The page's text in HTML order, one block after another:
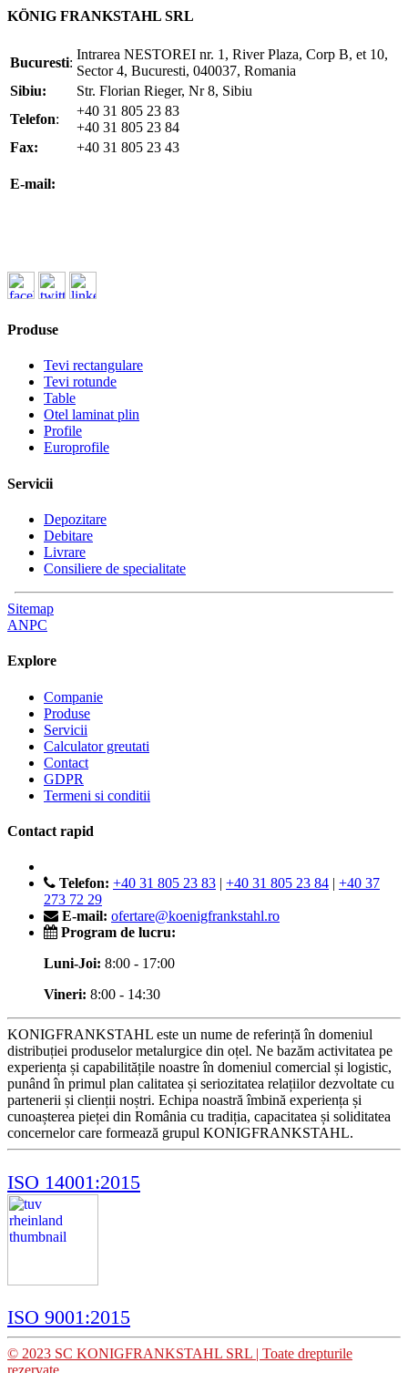
KÖNIG FRANKSTAHL SRL
Bucuresti:
Intrarea NESTOREI nr. 1, River Plaza, Corp B, et 10,
Sector 4, Bucuresti, 040037, Romania
Sibiu:
Str. Florian Rieger, Nr 8, Sibiu
Telefon:
+40 31 805 23 83
+40 31 805 23 84
Fax:
+40 31 805 23 43
E-mail:
Produse
Tevi rectangulare
Tevi rotunde
Table
Otel laminat plin
Profile
Europrofile
Servicii
Depozitare
Debitare
Livrare
Consiliere de specialitate
Sitemap
ANPC
Explore
Companie
Produse
Servicii
Calculator greutati
Contact
GDPR
Termeni si conditii
Contact rapid
Telefon: +40 31 805 23 83 | +40 31 805 23 84 | +40 37
273 72 29
E-mail: ofertare@koenigfrankstahl.ro
Program de lucru:
Luni-Joi: 8:00 - 17:00
Vineri: 8:00 - 14:30
KONIGFRANKSTAHL este un nume de referință în domeniul
distribuției produselor metalurgice din oțel. Ne bazăm activitatea pe
experiența și capabilitățile noastre în domeniul comercial și logistic,
punând în primul plan calitatea și seriozitatea relațiilor dezvoltate cu
partenerii și clienții noștri. Echipa noastră îmbină experiența și
cunoașterea pieței din România cu tradiția, capacitatea și soliditatea
concernelor care formează grupul KONIGFRANKSTAHL.
ISO 14001:2015
ISO 9001:2015
© 2023 SC KONIGFRANKSTAHL SRL | Toate drepturile
rezervate.